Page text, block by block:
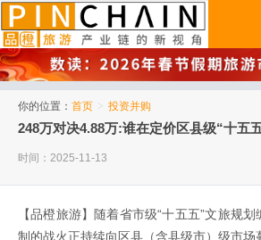
你的位置： 首页 > 投资并购
248万对决4.88万:谁在定价区县级“十五
时间：2025-11-13
【品橙旅游】随着省市级“十五五”文旅规
制的战火正持续向区县（含县级市）级市场